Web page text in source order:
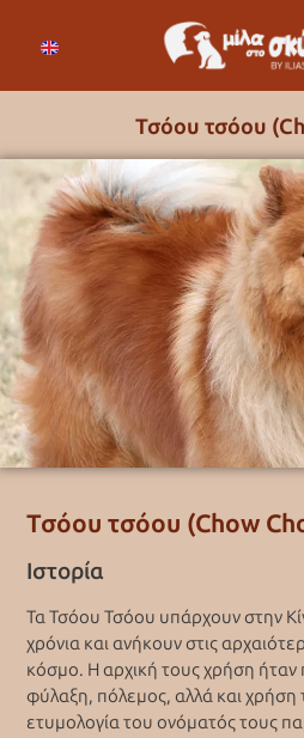
Τσόου τσόου
Τσόου τσόου (Chow
Ιστορία
Τα Τσόου Τσόου υπάρχουν στην
χρόνια και ανήκουν στις
κόσμο. Η αρχική τους χρήση ήταν
φύλαξη, πόλεμος, αλλά και χρήση
ετυμολογία του ονόματός τους